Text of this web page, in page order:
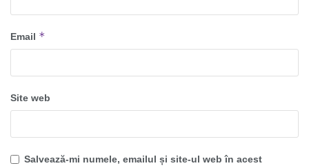
Email *
Site web
Salvează-mi numele, emailul și site-ul web în acest